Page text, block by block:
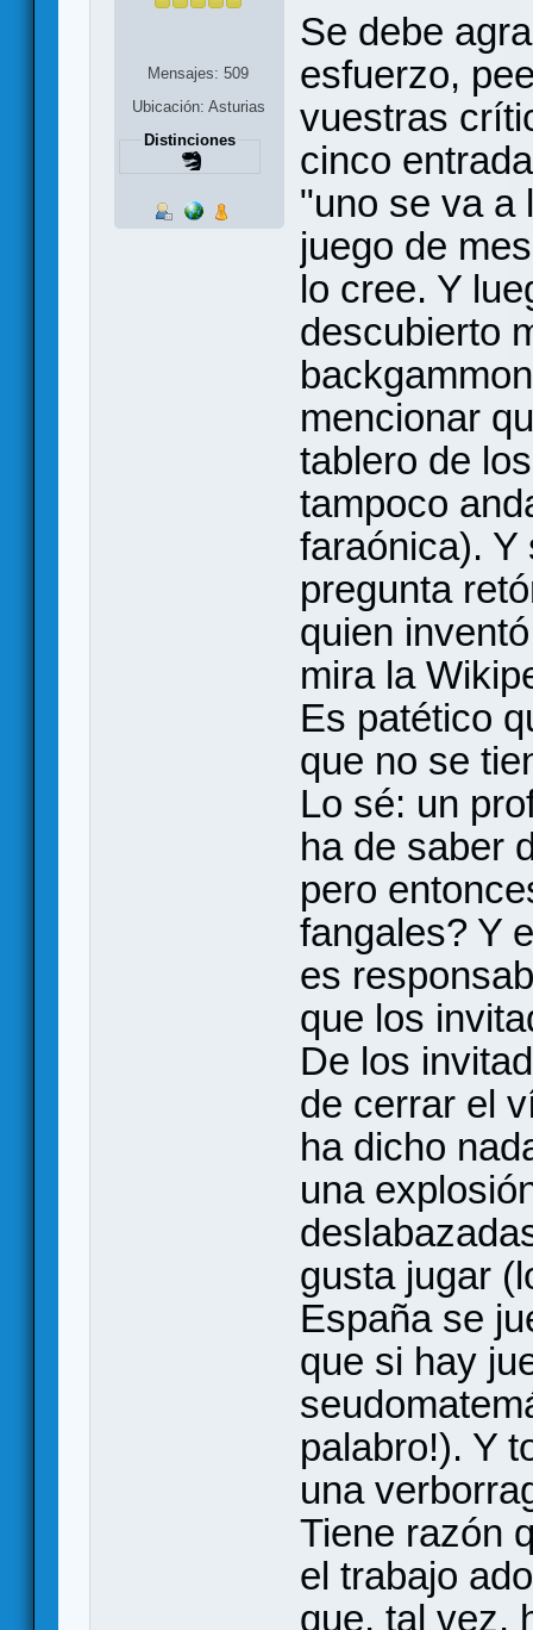
Mensajes: 509
Ubicación: Asturias
Distinciones
Se debe
esfuerzo,
vuestras
cinco
"uno se va a
juego de
lo cree. Y
descubierto
mencionar
tablero de
tampoco
faraónica). Y
pregunta
quien
mira la
Es patético
que no se
Lo sé: un
ha de saber
pero
fangales? Y
es
que los
De los
de cerrar el
ha dicho
una
gusta jugar
España se
que si hay
palabro!). Y
una
Tiene razón
el trabajo
que, tal vez,